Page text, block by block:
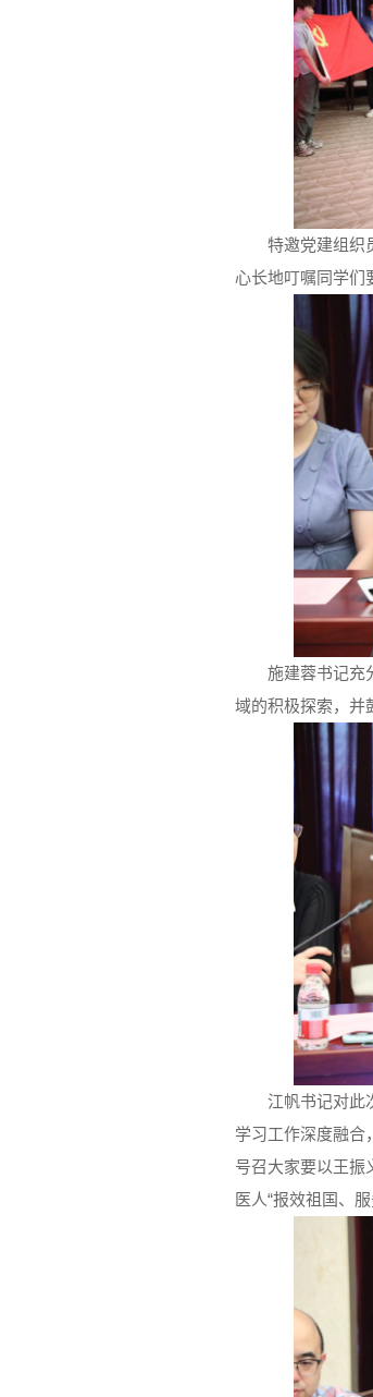
特邀党建组织
心长地叮嘱同学们
施建蓉书记充
域的积极探索，并
江帆书记对此
学习工作深度融合
号召大家要以王振
医人“报效祖国、